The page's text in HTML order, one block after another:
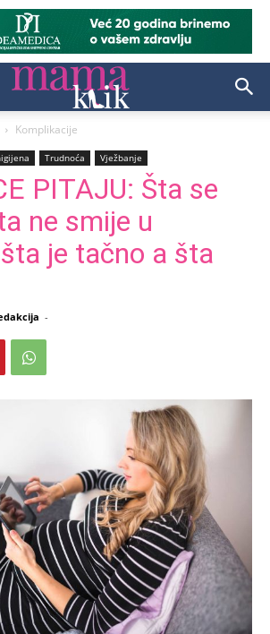
Komplikacije
Trudnoća Vježbanje
PITAJU: Šta se
ne smije u
je tačno a šta
-